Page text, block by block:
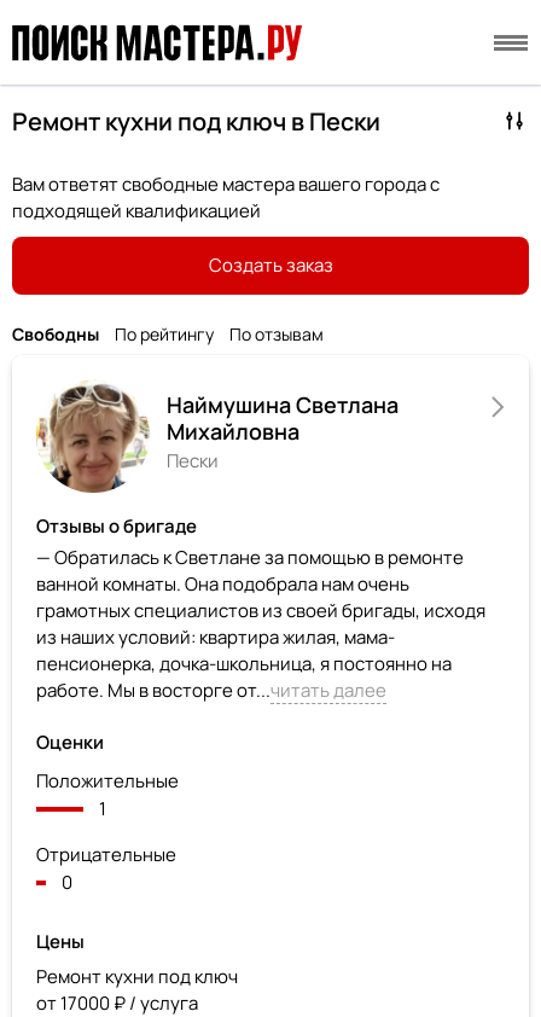
Ремонт кухни под ключ в Пески
Вам ответят свободные мастера вашего города с
подходящей квалификацией
Создать заказ
Свободны По рейтингу По отзывам
Наймушина Светлана
Михайловна
Пески
Отзывы о бригаде
— Обратилась к Светлане за помощью в ремонте
ванной комнаты. Она подобрала нам очень
грамотных специалистов из своей бригады, исходя
из наших условий: квартира жилая, мама-
пенсионерка, дочка-школьница, я постоянно на
работе. Мы в восторге от...читать далее
Оценки
Положительные
1
Отрицательные
0
Цены
Ремонт кухни под ключ
от 17000 ₽ / услуга